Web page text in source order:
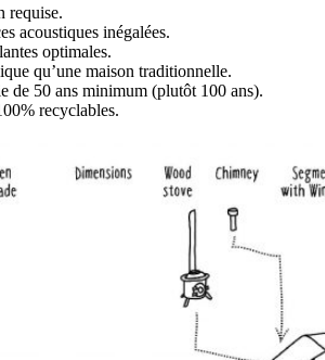
requise.
acoustiques inégalées.
optimales.
qu’une maison traditionnelle.
de 50 ans minimum (plutôt 100 ans).
recyclables.